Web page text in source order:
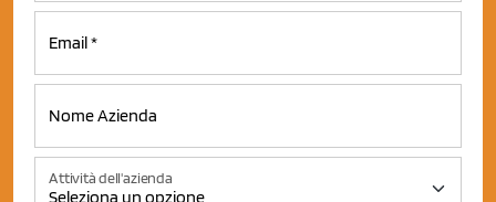
Attività dell'azienda